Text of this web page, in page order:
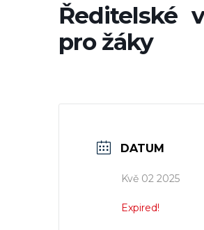
Ředitelské
pro žáky
DATUM
Kvě 02 2025
Expired!